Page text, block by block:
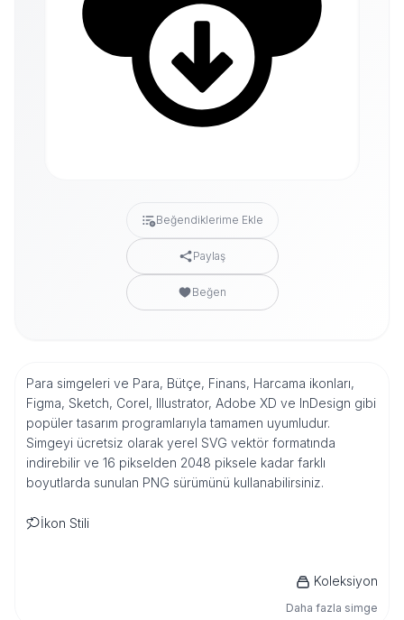
Beğendiklerime Ekle
Paylaş
Beğen
Para simgeleri ve Para, Bütçe, Finans, Harcama ikonları,
Figma, Sketch, Corel, Illustrator, Adobe XD ve InDesign gibi
popüler tasarım programlarıyla tamamen uyumludur.
Simgeyi ücretsiz olarak yerel SVG vektör formatında
indirebilir ve 16 pikselden 2048 piksele kadar farklı
boyutlarda sunulan PNG sürümünü kullanabilirsiniz.
İkon Stili
Koleksiyon
Daha fazla simge